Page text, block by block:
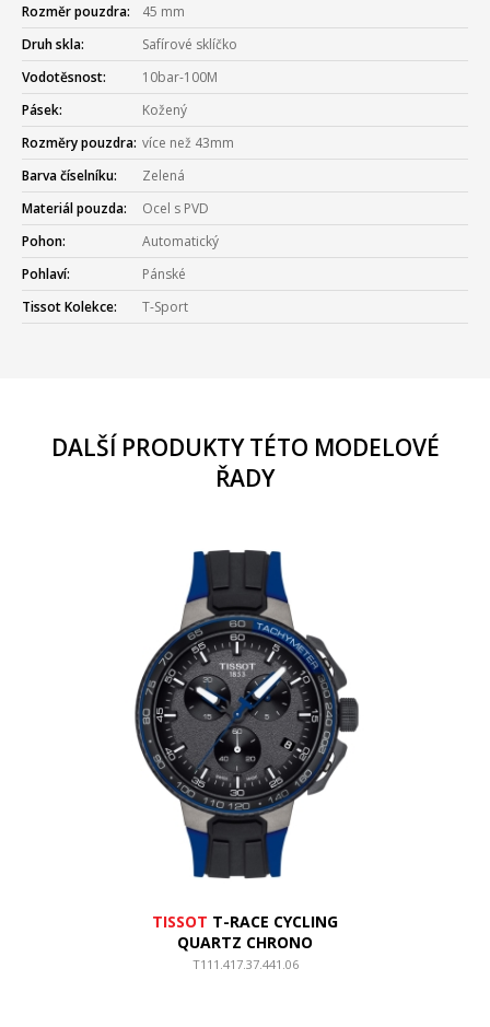
Rozměr pouzdra:
45 mm
Druh skla:
Safírové sklíčko
Vodotěsnost:
10bar-100M
Pásek:
Kožený
Rozměry pouzdra: více než 43mm
Barva číselníku:
Zelená
Materiál pouzda:
Ocel s PVD
Pohon:
Automatický
Pohlaví:
Pánské
Tissot Kolekce:
T-Sport
DALŠÍ PRODUKTY TÉTO MODELOVÉ
ŘADY
TISSOT T-RACE CYCLING
QUARTZ CHRONO
T111.417.37.441.06